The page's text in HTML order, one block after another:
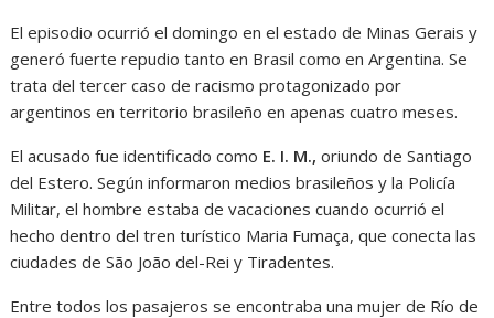
El episodio ocurrió el domingo en el estado de Minas Gerais y
generó fuerte repudio tanto en Brasil como en Argentina. Se
trata del tercer caso de racismo protagonizado por
argentinos en territorio brasileño en apenas cuatro meses.
El acusado fue identificado como E. I. M., oriundo de Santiago
del Estero. Según informaron medios brasileños y la Policía
Militar, el hombre estaba de vacaciones cuando ocurrió el
hecho dentro del tren turístico Maria Fumaça, que conecta las
ciudades de São João del-Rei y Tiradentes.
Entre todos los pasajeros se encontraba una mujer de Río de